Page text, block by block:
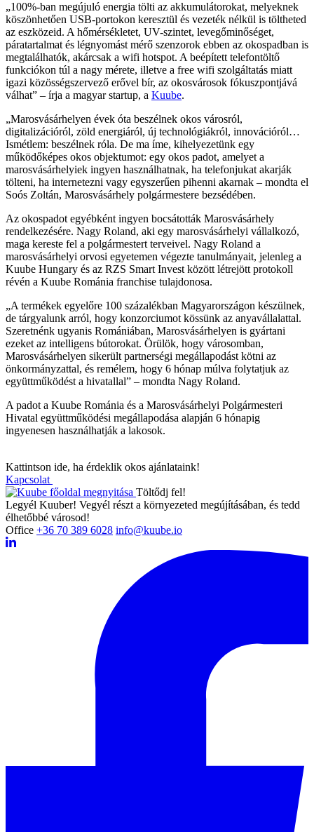
„100%-ban megújuló energia tölti az akkumulátorokat, melyeknek
köszönhetően USB-portokon keresztül és vezeték nélkül is töltheted
az eszközeid. A hőmérsékletet, UV-szintet, levegőminőséget,
páratartalmat és légnyomást mérő szenzorok ebben az okospadban is
megtalálhatók, akárcsak a wifi hotspot. A beépített telefontöltő
funkciókon túl a nagy mérete, illetve a free wifi szolgáltatás miatt
igazi közösségszervező erővel bír, az okosvárosok fókuszpontjává
válhat” – írja a magyar startup, a Kuube.
„Marosvásárhelyen évek óta beszélnek okos városról,
digitalizációról, zöld energiáról, új technológiákról, innovációról…
Ismétlem: beszélnek róla. De ma íme, kihelyezetünk egy
működőképes okos objektumot: egy okos padot, amelyet a
marosvásárhelyiek ingyen használhatnak, ha telefonjukat akarják
tölteni, ha internetezni vagy egyszerűen pihenni akarnak – mondta el
Soós Zoltán, Marosvásárhely polgármestere bezsédében.
Az okospadot egyébként ingyen bocsátották Marosvásárhely
rendelkezésére. Nagy Roland, aki egy marosvásárhelyi vállalkozó,
maga kereste fel a polgármestert terveivel. Nagy Roland a
marosvásárhelyi orvosi egyetemen végezte tanulmányait, jelenleg a
Kuube Hungary és az RZS Smart Invest között létrejött protokoll
révén a Kuube Románia franchise tulajdonosa.
„A termékek egyelőre 100 százalékban Magyarországon készülnek,
de tárgyalunk arról, hogy konzorciumot kössünk az anyavállalattal.
Szeretnénk ugyanis Romániában, Marosvásárhelyen is gyártani
ezeket az intelligens bútorokat. Örülök, hogy városomban,
Marosvásárhelyen sikerült partnerségi megállapodást kötni az
önkormányzattal, és remélem, hogy 6 hónap múlva folytatjuk az
együttműködést a hivatallal” – mondta Nagy Roland.
A padot a Kuube Románia és a Marosvásárhelyi Polgármesteri
Hivatal együttműködési megállapodása alapján 6 hónapig
ingyenesen használhatják a lakosok.
Kattintson ide, ha érdeklik okos ajánlataink!
Kapcsolat
Töltődj fel!
Legyél Kuuber! Vegyél részt a környezeted megújításában, és tedd
élhetőbbé városod!
Office +36 70 389 6028 info@kuube.io